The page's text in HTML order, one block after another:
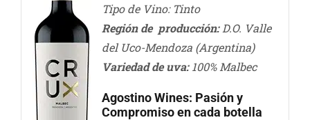
Tipo de Vino: Tinto
Región de producción:D.O. Valle
del Uco-Mendoza (Argentina)
Variedad de uva:100% Malbec
Agostino Wines: Pasión y
Compromiso en cada botella